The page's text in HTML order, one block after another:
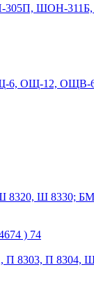
ШОН-
6, ОЩ-12,
Ш 8320, Ш
) 74
П 8303, П